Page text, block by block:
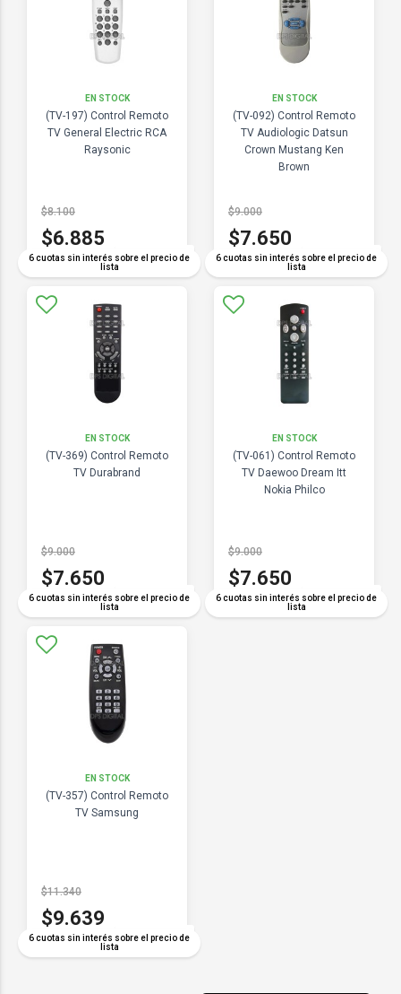
EN STOCK
(TV-197) Control Remoto
TV General Electric RCA
Raysonic
6 cuotas sin interés sobre el precio de
lista
$8.100
$6.885
COMPARAR
EN STOCK
(TV-092) Control Remoto
TV Audiologic Datsun
Crown Mustang Ken
Brown
6 cuotas sin interés sobre el precio de
lista
$9.000
$7.650
COMPARAR
EN STOCK
(TV-369) Control Remoto
TV Durabrand
6 cuotas sin interés sobre el precio de
lista
$9.000
$7.650
COMPARAR
EN STOCK
(TV-061) Control Remoto
TV Daewoo Dream Itt
Nokia Philco
6 cuotas sin interés sobre el precio de
lista
$9.000
$7.650
COMPARAR
EN STOCK
(TV-357) Control Remoto
TV Samsung
6 cuotas sin interés sobre el precio de
lista
$11.340
$9.639
COMPARAR